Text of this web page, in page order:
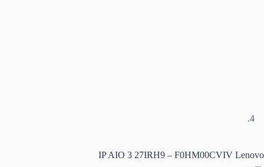
IP AIO 3 27IRH9 – F0HM00CVIV Lenovo